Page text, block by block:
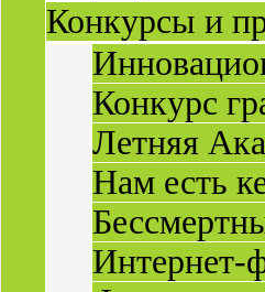
Конкурсы и
Конкурс
Летняя
Нам есть
Интернет-